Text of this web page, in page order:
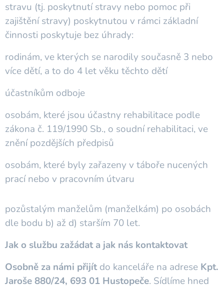
stravu (tj. poskytnutí stravy nebo pomoc při
zajištění stravy) poskytnutou v rámci základní
činnosti poskytuje bez úhrady:
rodinám, ve kterých se narodily současně 3 nebo
více dětí, a to do 4 let věku těchto dětí
účastníkům odboje
osobám, které jsou účastny rehabilitace podle
zákona č. 119/1990 Sb., o soudní rehabilitaci, ve
znění pozdějších předpisů
osobám, které byly zařazeny v táboře nucených
prací nebo v pracovním útvaru
pozůstalým manželům (manželkám) po osobách
dle bodu b) až d) starším 70 let.
Jak o službu zažádat a jak nás kontaktovat
Osobně za námi přijítdo kanceláře na adrese Kpt.
Jaroše 880/24, 693 01 Hustopeče. Sídlíme hned